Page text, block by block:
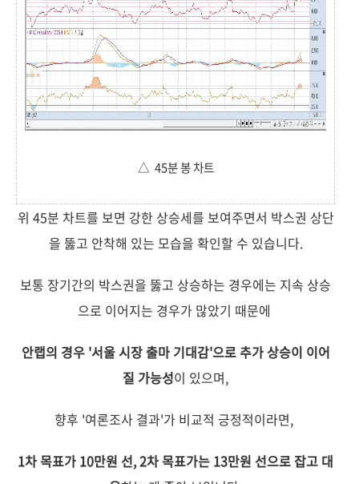
△ 45분 봉 차트
위 45분 차트를 보면 강한 상승세를 보여주면서 박스권 상단
을 뚫고 안착해 있는 모습을 확인할 수 있습니다.
보통 장기간의 박스권을 뚫고 상승하는 경우에는 지속 상승
으로 이어지는 경우가 많았기 때문에
안랩의 경우 '서울 시장 출마 기대감'으로 추가 상승이 이어
질 가능성이 있으며,
향후 '여론조사 결과'가 비교적 긍정적이라면,
1차 목표가 10만원 선, 2차 목표가는 13만원 선으로 잡고 대